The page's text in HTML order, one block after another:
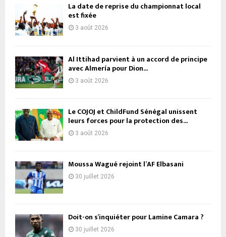
La date de reprise du championnat local
est fixée
3 août 2026
Al Ittihad parvient à un accord de principe
avec Almería pour Dion...
3 août 2026
Le COJOJ et ChildFund Sénégal unissent
leurs forces pour la protection des...
3 août 2026
Moussa Wagué rejoint l’AF Elbasani
30 juillet 2026
Doit-on s’inquiéter pour Lamine Camara ?
30 juillet 2026